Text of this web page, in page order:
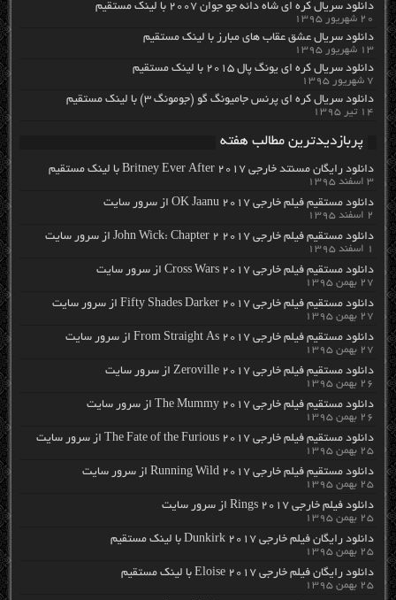
دانلود سریال کره ای شاه دائه جو جوان ۲۰۰۷ با لینک مستقیم
۲۰ شهریور ۱۳۹۵
دانلود سریال عشق عقاب های مبارز با لینک مستقیم
۱۳ شهریور ۱۳۹۵
دانلود سریال کره ای یونگ پال ۲۰۱۵ با لینک مستقیم
۷ شهریور ۱۳۹۵
دانلود سریال کره ای پرنس جامیونگ گو (جومونگ ۳) با لینک مستقیم
۱۴ تیر ۱۳۹۵
پربازدیدترین مطالب هفته
دانلود رایگان مسنتد خارجی Britney Ever After 2017 با لینک مستقیم
۳ اسفند ۱۳۹۵
دانلود مستقیم فیلم خارجی OK Jaanu 2017 از سرور سایت
۲ اسفند ۱۳۹۵
دانلود مستقیم فیلم خارجی John Wick: Chapter 2 2017 از سرور سایت
۱ اسفند ۱۳۹۵
دانلود مستقیم فیلم خارجی Cross Wars 2017 از سرور سایت
۲۷ بهمن ۱۳۹۵
دانلود مستقیم فیلم خارجی Fifty Shades Darker 2017 از سرور سایت
۲۷ بهمن ۱۳۹۵
دانلود مستقیم فیلم خارجی From Straight As 2017 از سرور سایت
۲۷ بهمن ۱۳۹۵
دانلود مستقیم فیلم خارجی Zeroville 2017 از سرور سایت
۲۶ بهمن ۱۳۹۵
دانلود مستقیم فیلم خارجی The Mummy 2017 از سرور سایت
۲۶ بهمن ۱۳۹۵
دانلود مستقیم فیلم خارجی The Fate of the Furious 2017 از سرور سایت
۲۵ بهمن ۱۳۹۵
دانلود مستقیم فیلم خارجی Running Wild 2017 از سرور سایت
۲۵ بهمن ۱۳۹۵
دانلود فیلم خارجی Rings 2017 از سرور سایت
۲۵ بهمن ۱۳۹۵
دانلود رایگان فیلم خارجی Dunkirk 2017 با لینک مستقیم
۲۵ بهمن ۱۳۹۵
دانلود رایگان فیلم خارجی Eloise 2017 با لینک مستقیم
۲۵ بهمن ۱۳۹۵